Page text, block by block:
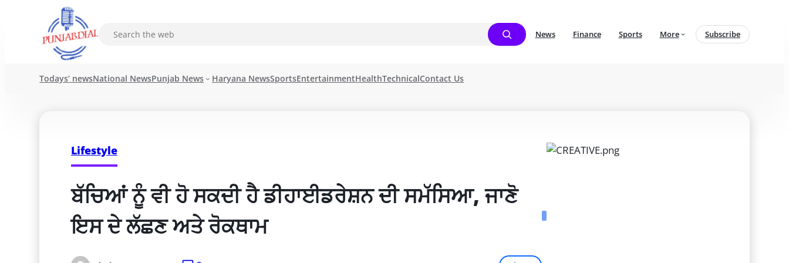
News Finance Sports More Subscribe
Todays’ newsNational NewsPunjab News Haryana NewsSportsEntertainmentHealthTechnicalContact Us
Lifestyle
ਬੱਚਿਆਂ ਨੂੰ ਵੀ ਹੋ ਸਕਦੀ ਹੈ ਡੀਹਾਈਡਰੇਸ਼ਨ ਦੀ ਸਮੱਸਿਆ, ਜਾਣੋ
ਇਸ ਦੇ ਲੱਛਣ ਅਤੇ ਰੋਕਥਾਮ